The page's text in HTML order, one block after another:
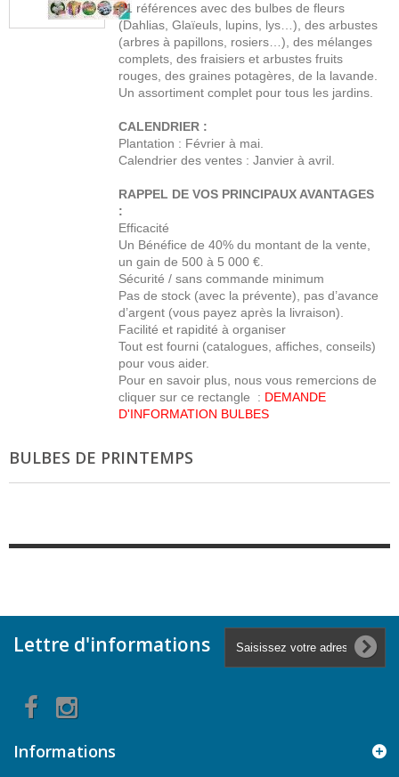
81 références avec des bulbes de fleurs
(Dahlias, Glaïeuls, lupins, lys…), des arbustes
(arbres à papillons, rosiers…), des mélanges
complets, des fraisiers et arbustes fruits
rouges, des graines potagères, de la lavande.
Un assortiment complet pour tous les jardins.
CALENDRIER :
Plantation : Février à mai.
Calendrier des ventes : Janvier à avril.
RAPPEL DE VOS PRINCIPAUX AVANTAGES
:
Efficacité
Un Bénéfice de 40% du montant de la vente,
un gain de 500 à 5 000 €.
Sécurité / sans commande minimum
Pas de stock (avec la prévente), pas d’avance
d’argent (vous payez après la livraison).
Facilité et rapidité à organiser
Tout est fourni (catalogues, affiches, conseils)
pour vous aider.
Pour en savoir plus, nous vous remercions de
cliquer sur ce rectangle : DEMANDE
D'INFORMATION BULBES
BULBES DE PRINTEMPS
Lettre d'informations
Informations